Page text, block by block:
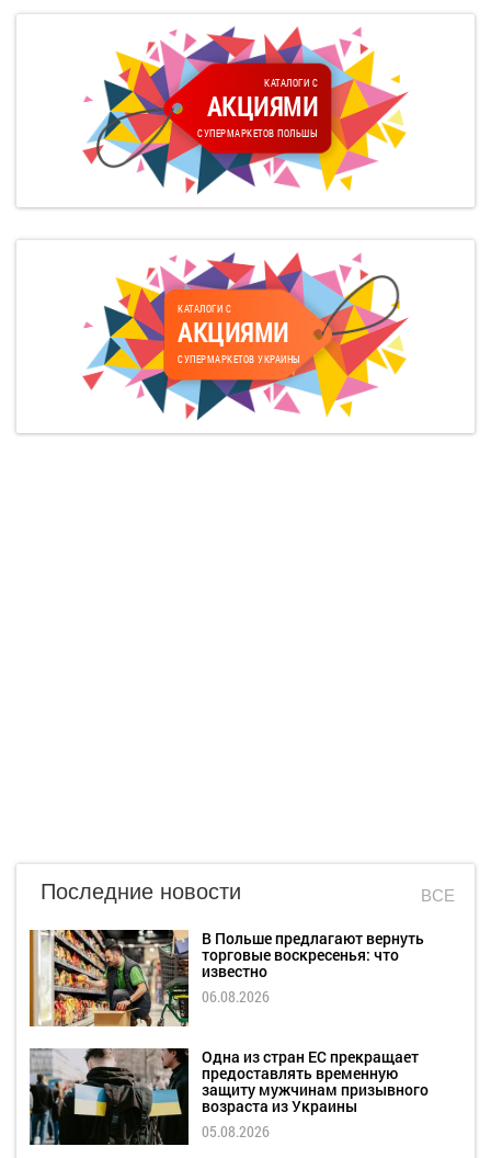
КАТАЛОГИ С
АКЦИЯМИ
СУПЕРМАРКЕТОВ ПОЛЬШЫ
КАТАЛОГИ С
АКЦИЯМИ
СУПЕРМАРКЕТОВ УКРАИНЫ
Последние новости ВСЕ
В Польше предлагают вернуть
торговые воскресенья: что
известно
06.08.2026
Одна из стран ЕС прекращает
предоставлять временную
защиту мужчинам призывного
возраста из Украины
05.08.2026